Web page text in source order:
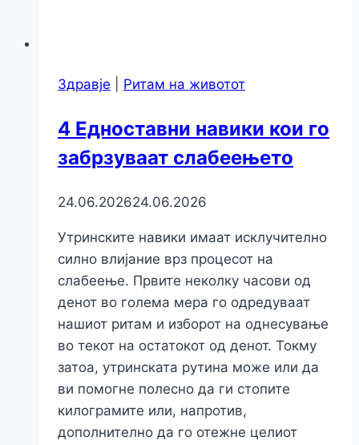
Здравје Ритам на животот
4 Едноставни навики кои го
забрзуваат слабеењето
24.06.202624.06.2026
Утринските навики имаат исклучително
силно влијание врз процесот на
слабеење. Првите неколку часови од
денот во голема мера го одредуваат
нашиот ритам и изборот на однесување
во текот на остатокот од денот. Токму
затоа, утринската рутина може или да
ви помогне полесно да ги стопите
килограмите или, напротив,
дополнително да го отежне целиот